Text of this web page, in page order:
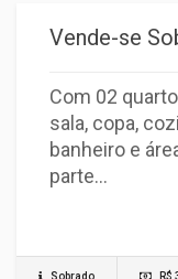
Vende-se
Com 02
sala, copa,
banheiro e
parte…
Sobrado R$